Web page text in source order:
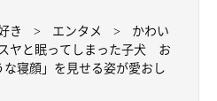
き エンタメ
かわい
ヤと眠ってしまった子犬 お
寝顔」を見せる姿が愛おし